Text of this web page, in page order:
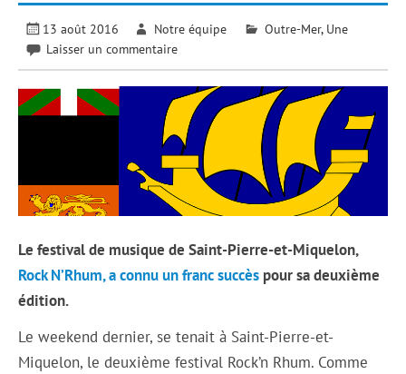
13 août 2016 Notre équipe Outre-Mer, Une
Laisser un commentaire
Le festival de musique de Saint-Pierre-et-Miquelon,
Rock N’Rhum, a connu un franc succès pour sa deuxième
édition.
Le weekend dernier, se tenait à Saint-Pierre-et-
Miquelon, le deuxième festival Rock’n Rhum. Comme